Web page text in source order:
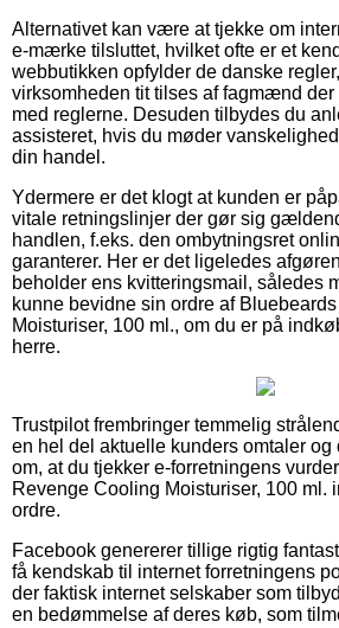
Alternativet kan være at tjekke om
e-mærke tilsluttet, hvilket ofte er et
webbutikken opfylder de danske
virksomheden tit tilses af fagmænd der
med reglerne. Desuden tilbydes du
assisteret, hvis du møder
din handel.
Ydermere er det klogt at kunden er
vitale retningslinjer der gør sig
handlen, f.eks. den ombytningsret
garanterer. Her er det ligeledes
beholder ens kvitteringsmail, således
kunne bevidne sin ordre af
Moisturiser, 100 ml., om du er på
herre.
Trustpilot frembringer temmelig
en hel del aktuelle kunders omtaler og
om, at du tjekker e-forretningens
Revenge Cooling Moisturiser, 100 ml.
ordre.
Facebook genererer tillige rigtig
få kendskab til internet forretningens
der faktisk internet selskaber som
en bedømmelse af deres køb, som